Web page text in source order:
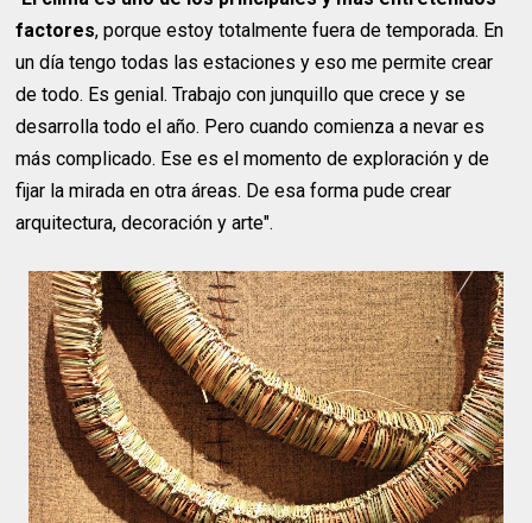
factores, porque estoy totalmente fuera de temporada. En
un día tengo todas las estaciones y eso me permite crear
de todo. Es genial. Trabajo con junquillo que crece y se
desarrolla todo el año. Pero cuando comienza a nevar es
más complicado. Ese es el momento de exploración y de
fijar la mirada en otra áreas. De esa forma pude crear
arquitectura, decoración y arte".